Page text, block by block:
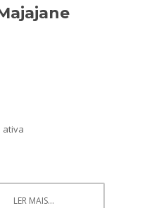
LER MAIS...